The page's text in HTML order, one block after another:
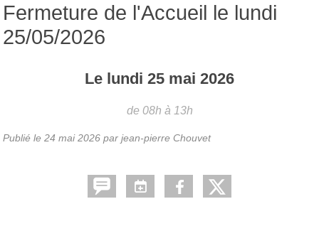
Fermeture de l'Accueil le lundi
25/05/2026
Le lundi 25 mai 2026
de 08h à 13h
Publié le 24 mai 2026 par jean-pierre Chouvet